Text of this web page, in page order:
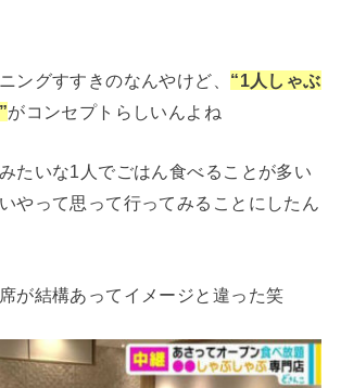
ングすすきのなんやけど、 “1人しゃぶ
がコンセプトらしいんよね
たいな1人でごはん食べることが多い
やって思って行ってみることにしたん
が結構あってイメージと違った笑